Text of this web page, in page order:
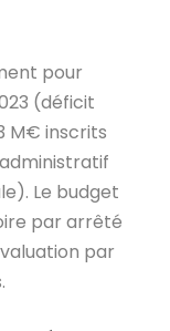
pour
(déficit
M€ inscrits
Le budget
par arrêté
par